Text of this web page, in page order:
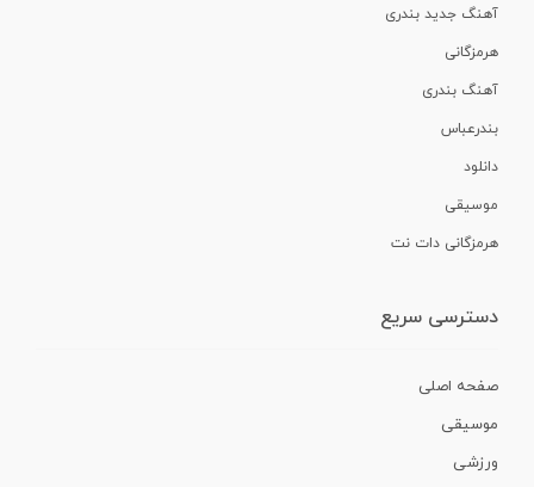
آهنگ جدید بندری
هرمزگانی
آهنگ بندری
بندرعباس
دانلود
موسیقی
هرمزگانی دات نت
دسترسی سریع
صفحه اصلی
موسیقی
ورزشی